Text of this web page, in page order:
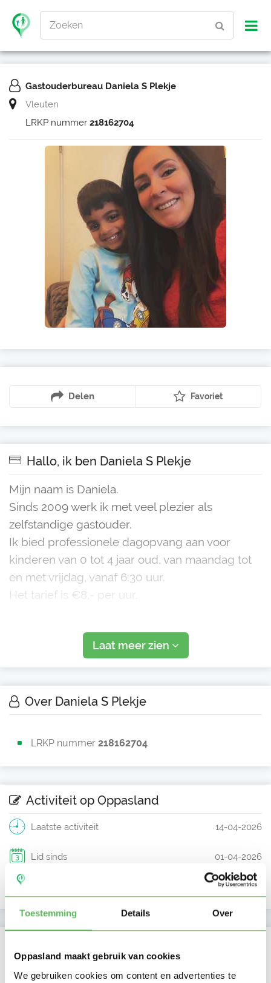
Toestemming Details Over
Oppasland maakt gebruik van cookies
We gebruiken cookies om content en advertenties te
Zoeken
Gastouderbureau Daniela S Plekje
Vleuten
LRKP nummer 218162704
Delen Favoriet
Hallo, ik ben Daniela S Plekje
Mijn naam is Daniela.
Sinds 2009 werk ik met veel plezier als
zelfstandige gastouder.
Ik bied professionele dagopvang aan voor
kinderen van 0 tot 4 jaar oud, van maandag tot
en met vrijdag, vanaf 6:30 uur.
Het tarief is €8,- per uur.
toypoedel, en wij zorgen ervoor dat de
opvangomgeving veilig en hygiënisch blijft.
Ik ben officieel goedgekeurd door de
Laat meer zien
Over Daniela S Plekje
LRKP nummer 218162704
Activiteit op Oppasland
Laatste activiteit 14-04-2026
Lid sinds 01-04-2026
01-04-2026
E-mailadres is geverifieerd